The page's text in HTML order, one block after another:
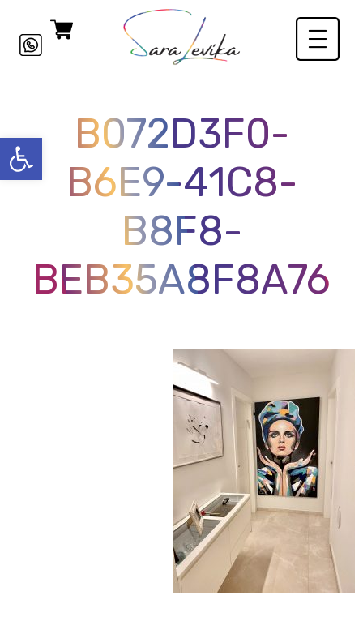
פתח
B072D3F0-
B6E9-41C8-
B8F8-
BEB35A8F8A76